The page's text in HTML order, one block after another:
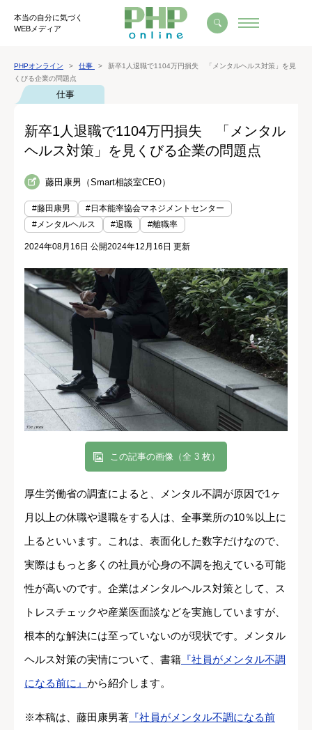
本当の自分に気づく
WEBメディア
PHPオンライン 仕事
新卒1人退職で1104万円損失 「メンタルヘルス対策」を見
くびる企業の問題点
仕事
新卒1人退職で1104万円損失 「メンタル
ヘルス対策」を見くびる企業の問題点
藤田康男（Smart相談室CEO）
#藤田康男
#日本能率協会マネジメントセンター
#メンタルヘルス
#退職 #離職率
2024年08月16日 公開2024年12月16日 更新
この記事の画像（全 3 枚）
厚生労働省の調査によると、メンタル不調が原因で1ヶ
月以上の休職や退職をする人は、全事業所の10％以上に
上るといいます。これは、表面化した数字だけなので、
実際はもっと多くの社員が心身の不調を抱えている可能
性が高いのです。企業はメンタルヘルス対策として、ス
トレスチェックや産業医面談などを実施していますが、
根本的な解決には至っていないのが現状です。メンタル
ヘルス対策の実情について、書籍 『社員がメンタル不調
になる前に』 から紹介します。
※本稿は、藤田康男著 『社員がメンタル不調になる前